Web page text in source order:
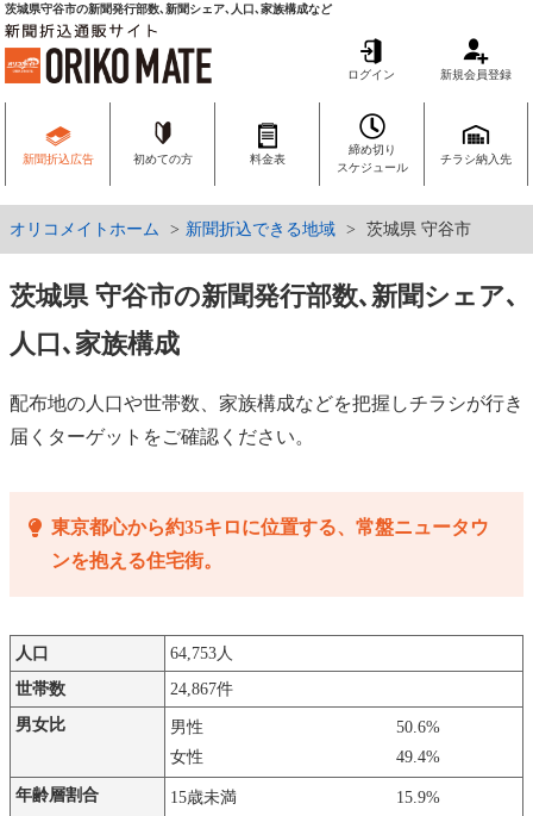
茨城県守谷市の新聞発行部数､新聞シェア､人口､家族構成など
ログイン 新規会員登録
新聞折込広告 初めての方 料金表
締め切り
スケジュール
チラシ納入先
オリコメイトホーム 新聞折込できる地域 茨城県 守谷市
茨城県 守谷市の新聞発行部数､新聞シェア､
人口､家族構成
配布地の人口や世帯数、家族構成などを把握しチラシが行き
届くターゲットをご確認ください。
東京都心から約35キロに位置する、常盤ニュータウ
ンを抱える住宅街。
人口
64,753人
世帯数
24,867件
男女比
男性
50.6%
女性
49.4%
年齢層割合
15歳未満
15.9%